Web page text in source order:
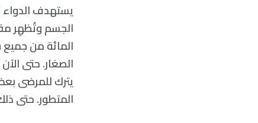
يستهدف الدواء
المائة من جميع
الصغار. حتى
يترك للمرضى
المتطور. حتى